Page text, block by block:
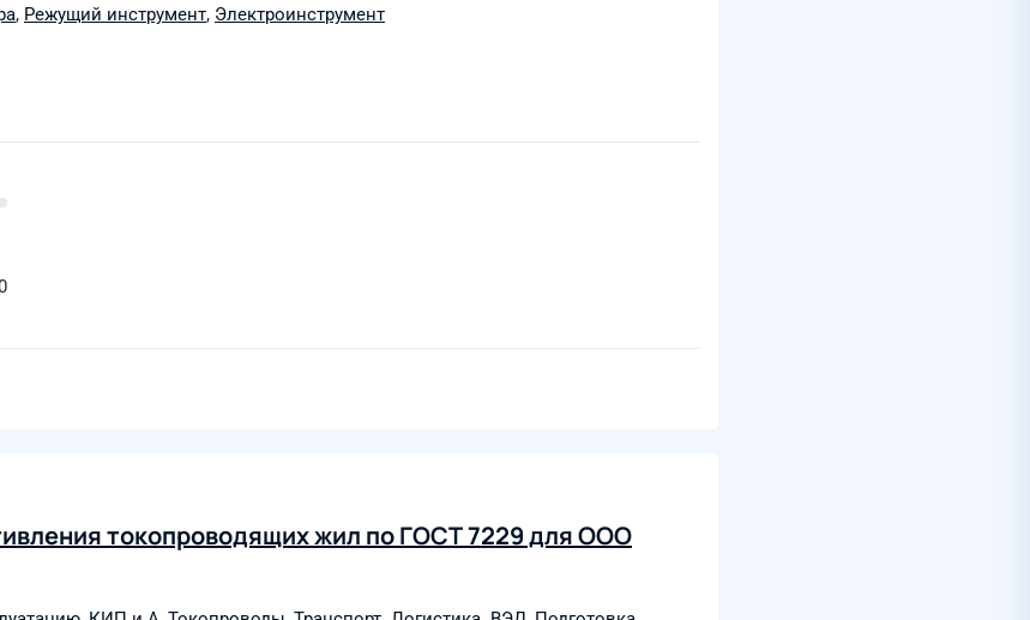
, Режущий инструмент, Электроинструмент
токопроводящих жил по ГОСТ 7229 для ООО